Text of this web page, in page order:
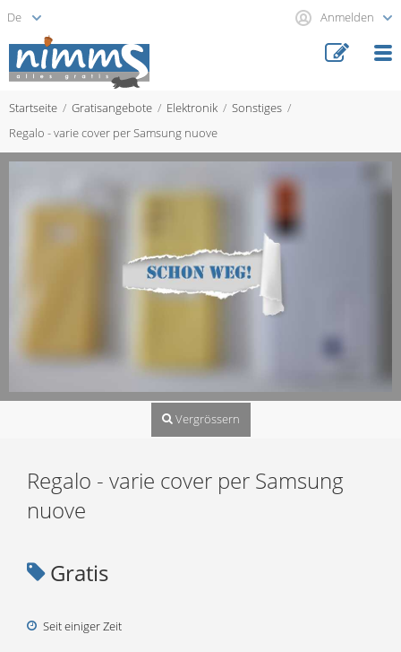
Anmelden
Startseite Gratisangebote Elektronik
Sonstiges
Regalo - varie cover per Samsung nuove
Vergrössern
Regalo - varie cover per Samsung
nuove
Gratis
Seit einiger Zeit